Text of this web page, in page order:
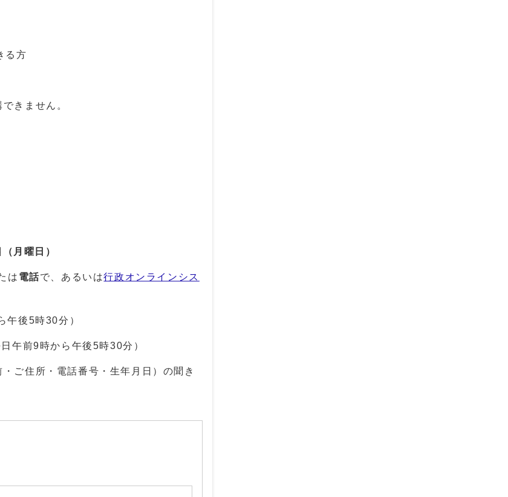
る方
きません。
（月曜日）
は 電話で、あるいは行政オンラインシス
午後5時30分）
午前9時から午後5時30分）
ご住所・電話番号・生年月日）の聞き